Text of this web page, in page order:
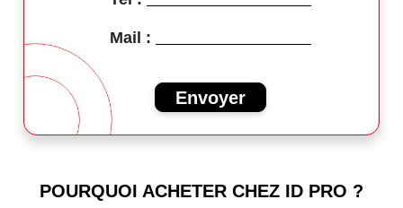
Mail :
Envoyer
POURQUOI ACHETER CHEZ ID PRO ?